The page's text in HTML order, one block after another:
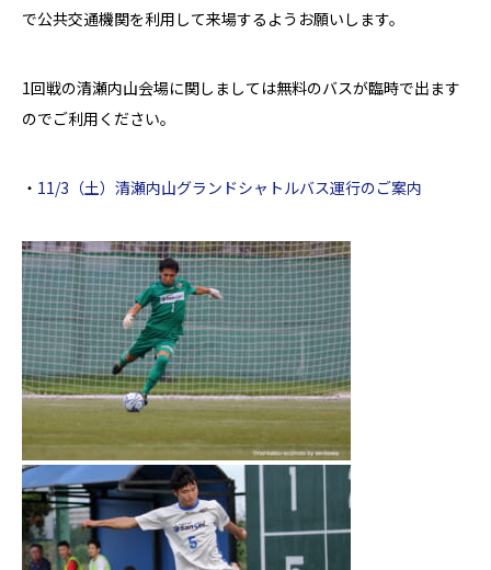
で公共交通機関を利用して来場するようお願いします。
1回戦の清瀬内山会場に関しましては無料のバスが臨時で出ます
のでご利用ください。
・ 11/3（土）清瀬内山グランドシャトルバス運行のご案内